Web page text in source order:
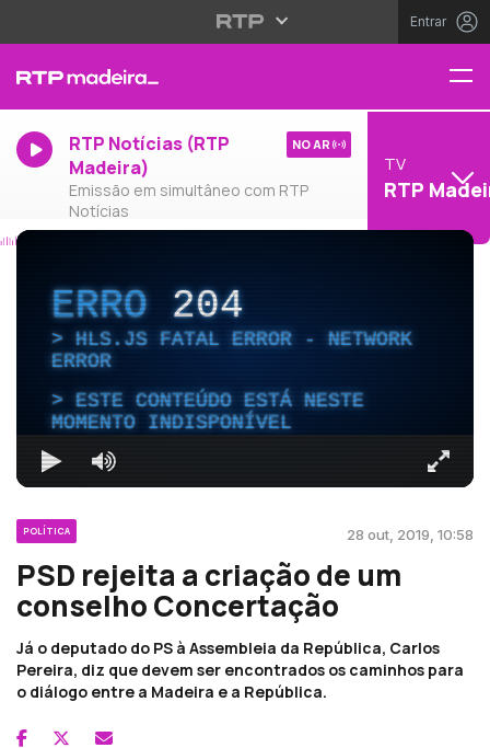
Entrar
RTP Notícias (RTP
Madeira)
Emissão em simultâneo com RTP
Notícias
NO AR
TV
RTP
ERRO204
HLS.JS FATAL ERROR - NETWORK
ERROR
ESTE CONTEÚDO ESTÁ NESTE
MOMENTO INDISPONÍVEL
POLÍTICA 28 out, 2019, 10:58
PSD rejeita a criação de um
conselho Concertação
Já o deputado do PS à Assembleia da República, Carlos
Pereira, diz que devem ser encontrados os caminhos para
o diálogo entre a Madeira e a República.